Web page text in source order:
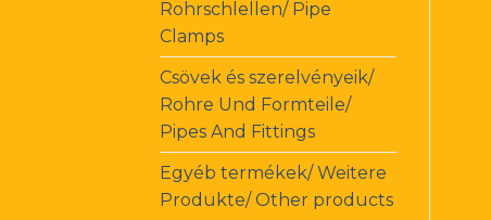
Rohrschlellen/ Pipe
Clamps
Csövek és szerelvényeik/
Rohre Und Formteile/
Pipes And Fittings
Egyéb termékek/ Weitere
Produkte/ Other products